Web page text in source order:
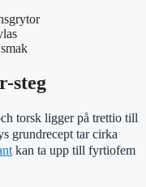
steg
torsk ligger på trettio till
grundrecept tar cirka
kan ta upp till fyrtiofem